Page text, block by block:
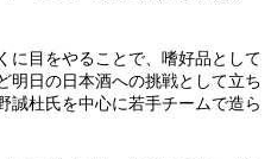
に目をやることで、嗜好品として
明日の日本酒への挑戦として立ち
誠杜氏を中心に若手チームで造ら